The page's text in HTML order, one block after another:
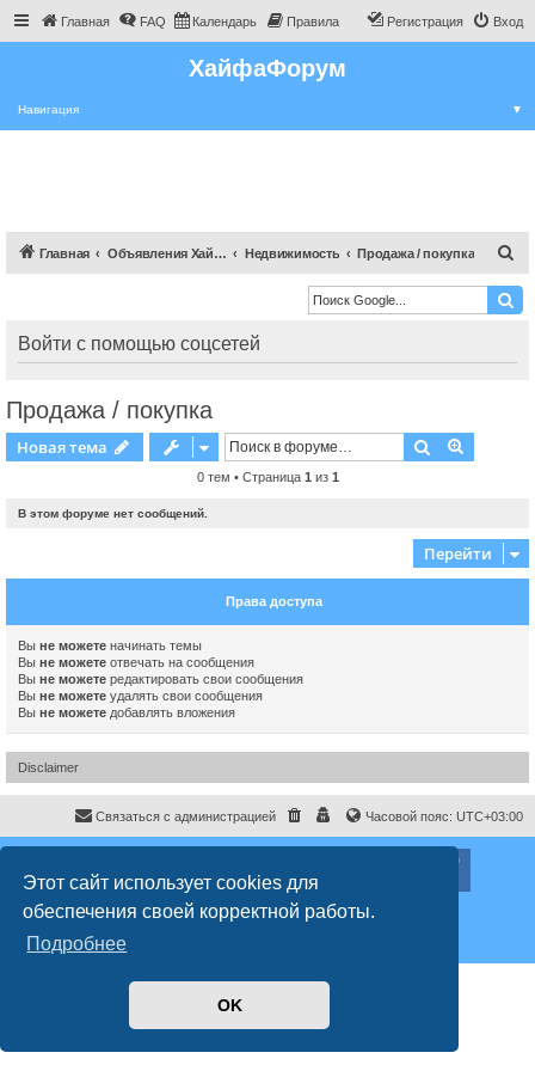
Этот сайт использует cookies для
обеспечения своей корректной работы.
Подробнее
OK
Главная FAQ Календарь Правила Вход
Регистрация
ХайфаФорум
Навигация ▼
Главная Объявления Хайфы и крайот Недвижимость Продажа / покупка
и
к
Войти с помощью соцсетей
Продажа / покупка
Новая тема Поиск
0 тем • Страница 1 из 1
В этом форуме нет сообщений.
Перейти
Права доступа
Вы не можете начинать темы
Вы не можете отвечать на сообщения
Вы не можете редактировать свои сообщения
Вы не можете удалять свои сообщения
Вы не можете добавлять вложения
Disclaimer
Часовой пояс: UTC+03:00
Связаться с администрацией
Создано на основеphpBB® Forum Software © phpBB Limited
Русская поддержка phpBB
Конфиденциальность